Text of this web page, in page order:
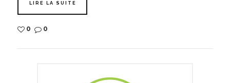
LIRE LA SUITE
0 0